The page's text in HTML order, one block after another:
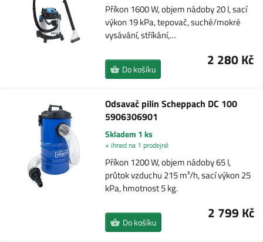
Příkon 1600 W, objem nádoby 20 l, sací
výkon 19 kPa, tepovač, suché/mokré
vysávání, stříkání,…
2 280 Kč
Do košíku
Odsavač pilin Scheppach DC 100
5906306901
Skladem 1 ks
+ ihned na 1 prodejně
Příkon 1200 W, objem nádoby 65 l,
průtok vzduchu 215 m³/h, sací výkon 25
kPa, hmotnost 5 kg.
2 799 Kč
Do košíku